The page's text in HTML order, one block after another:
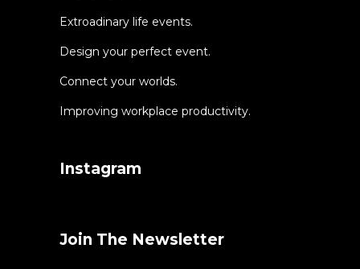
Extroadinary life events.
Design your perfect event.
Connect your worlds.
Improving workplace productivity.
Instagram
Join The Newsletter